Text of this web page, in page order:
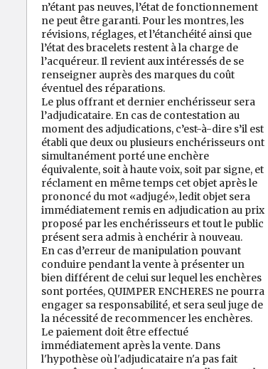
n’étant pas neuves, l’état de fonctionnement
ne peut être garanti. Pour les montres, les
révisions, réglages, et l’étanchéité ainsi que
l’état des bracelets restent à la charge de
l’acquéreur. Il revient aux intéressés de se
renseigner auprès des marques du coût
éventuel des réparations.
Le plus offrant et dernier enchérisseur sera
l’adjudicataire. En cas de contestation au
moment des adjudications, c’est-à-dire s’il est
établi que deux ou plusieurs enchérisseurs ont
simultanément porté une enchère
équivalente, soit à haute voix, soit par signe, et
réclament en même temps cet objet après le
prononcé du mot «adjugé», ledit objet sera
immédiatement remis en adjudication au prix
proposé par les enchérisseurs et tout le public
présent sera admis à enchérir à nouveau.
En cas d’erreur de manipulation pouvant
conduire pendant la vente à présenter un
bien différent de celui sur lequel les enchères
sont portées, QUIMPER ENCHERES ne pourra
engager sa responsabilité, et sera seul juge de
la nécessité de recommencer les enchères.
Le paiement doit être effectué
immédiatement après la vente. Dans
l'hypothèse où l'adjudicataire n'a pas fait